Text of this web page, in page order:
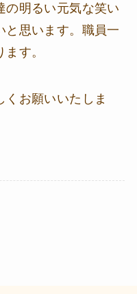
の明るい元気な笑い
と思います。職員一
す。
お願いいたしま